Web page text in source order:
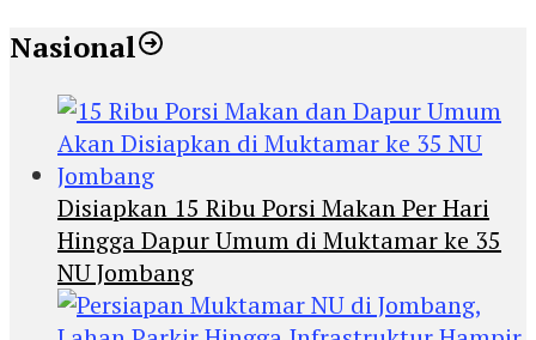
Nasional
Disiapkan 15 Ribu Porsi Makan Per Hari
Hingga Dapur Umum di Muktamar ke 35
NU Jombang